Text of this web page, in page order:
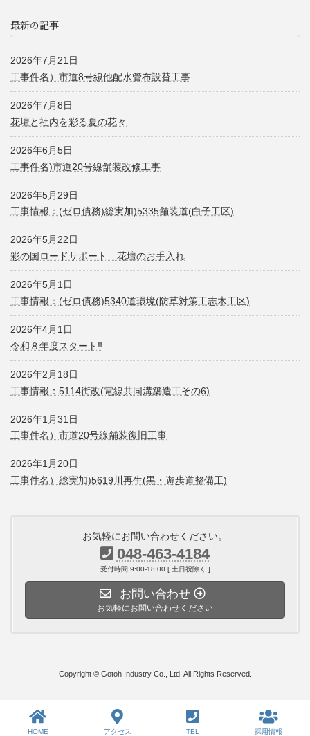
最新の記事
2026年7月21日
工事件名）市道8号線他配水管布設替工事
2026年7月8日
花壇と社内を彩る夏の花々
2026年6月5日
工事件名)市道20号線舗装改修工事
2026年5月29日
工事情報：(ゼロ債務)総実加)5335舗装道(白子工区)
2026年5月22日
彩の国ロードサポート 花壇のお手入れ
2026年5月1日
工事情報：(ゼロ債務)5340道環境(防草対策工志木工区)
2026年4月1日
令和８年度スタート‼
2026年2月18日
工事情報：5114街改(電線共同溝築造工その6)
2026年1月31日
工事件名）市道20号線舗装復旧工事
2026年1月20日
工事件名）総実加)5619川再生(黒・遊歩道整備工)
お気軽にお問い合わせください。
048-463-4184
受付時間 9:00-18:00 [ 土日祝除く ]
お問い合わせ
お気軽にお問い合わせください
Copyright © Gotoh Industry Co., Ltd. All Rights Reserved.
HOME アクセス TEL 採用情報